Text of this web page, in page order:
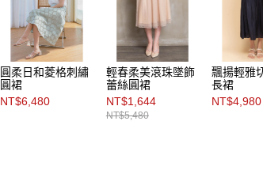
圓柔日和菱格刺繡
圓裙
NT$6,480
輕春柔美滾珠墜飾
蕾絲圓裙
NT$1,644
NT$5,480
飄揚輕雅
長裙
NT$4,980